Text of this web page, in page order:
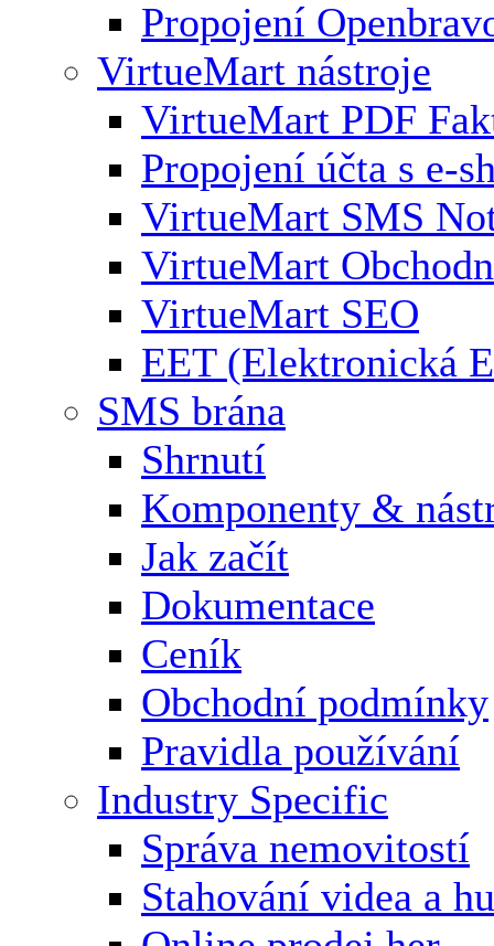
Propojení
VirtueMart nástroje
VirtueMart PDF
Propojení účta s e-
VirtueMart SMS
VirtueMart
VirtueMart SEO
EET (Elektronická
SMS brána
Shrnutí
Komponenty &
Jak začít
Dokumentace
Ceník
Obchodní podmínky
Pravidla používání
Industry Specific
Správa nemovitostí
Stahování videa a